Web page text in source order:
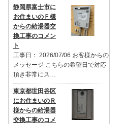
静岡県富士市に
お住まいのＦ様
からの給湯器交
換工事のコメン
ト
工事日： 2026/07/06 お客様からの
メッセージ こちらの希望日で対応
頂き非常にス…
東京都世田谷区
にお住まいのＲ
様からの給湯器
交換工事のコメ